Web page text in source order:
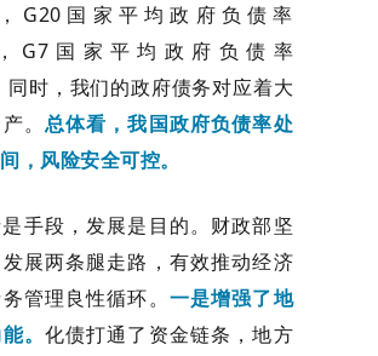
G20国家平均政府负债率
，G7国家平均政府负债率
同时，我们的政府债务对应着大
。 总体看，我国政府负债率处
，风险安全可控。
手段，发展是目的。财政部坚
展两条腿走路，有效推动经济
管理良性循环。 一是增强了地
。 化债打通了资金链条，地方